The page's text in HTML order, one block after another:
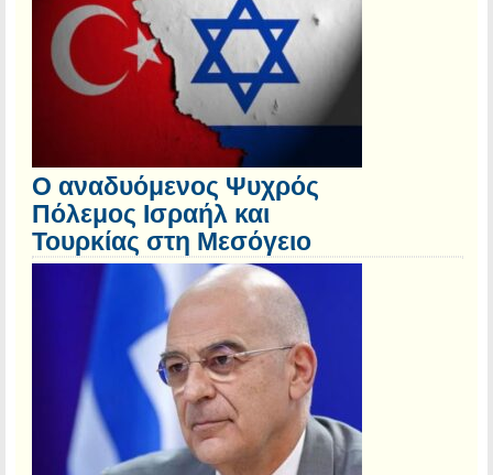
Ο αναδυόμενος Ψυχρός
Πόλεμος Ισραήλ και
Τουρκίας στη Μεσόγειο